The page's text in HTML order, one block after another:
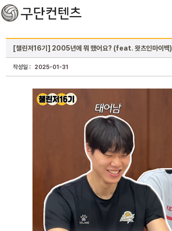
[챌린저16기] 2005년에 뭐 했어요? (feat. 왓츠인마이백)
작성일 : 2025-01-31